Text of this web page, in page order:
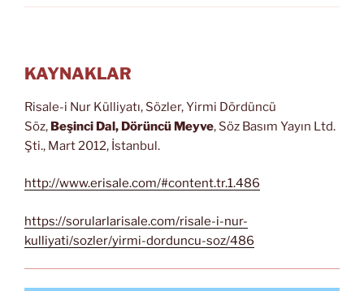
KAYNAKLAR
Risale-i Nur Külliyatı, Sözler, Yirmi Dördüncü
Söz, Beşinci Dal, Dörüncü Meyve, Söz Basım Yayın Ltd.
Şti., Mart 2012, İstanbul.
http://www.erisale.com/#content.tr.1.486
https://sorularlarisale.com/risale-i-nur-
kulliyati/sozler/yirmi-dorduncu-soz/486